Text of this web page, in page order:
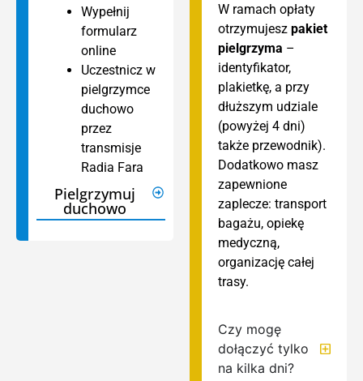
Wypełnij
formularz
online
Uczestnicz w
pielgrzymce
duchowo
przez
transmisje
Radia Fara
Pielgrzymuj
duchowo
W ramach opłaty
otrzymujesz pakiet
pielgrzyma –
identyfikator,
plakietkę, a przy
dłuższym udziale
(powyżej 4 dni)
także przewodnik).
Dodatkowo masz
zapewnione
zaplecze: transport
bagażu, opiekę
medyczną,
organizację całej
trasy.
Czy mogę
dołączyć tylko
na kilka dni?